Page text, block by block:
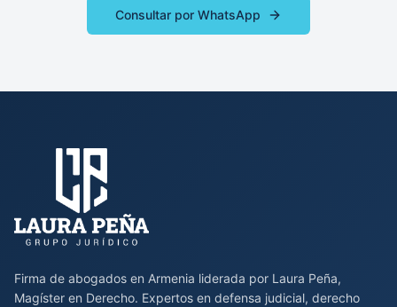
Consultar por WhatsApp
Firma de abogados en Armenia liderada por Laura Peña,
Magíster en Derecho. Expertos en defensa judicial, derecho